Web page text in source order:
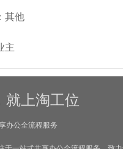
其他
主
就上淘工位
办公全流程服务